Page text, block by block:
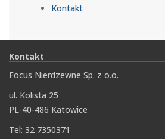
Kontakt
Kontakt
Focus Nierdzewne Sp. z o.o.
ul. Kolista 25
PL-40-486 Katowice
Tel: 32 7350371